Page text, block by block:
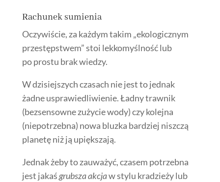
Rachunek sumienia
Oczywiście, za każdym takim „ekologicznym
przestępstwem” stoi lekkomyślność lub
po prostu brak wiedzy.
W dzisiejszych czasach nie jest to jednak
żadne usprawiedliwienie. Ładny trawnik
(bezsensowne zużycie wody) czy kolejna
(niepotrzebna) nowa bluzka bardziej niszczą
planetę niż ją upiększają.
Jednak żeby to zauważyć, czasem potrzebna
jest jakaśgrubsza akcjaw stylu kradzieży lub